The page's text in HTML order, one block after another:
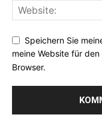
Speichern Sie
meine Website für
Browser.